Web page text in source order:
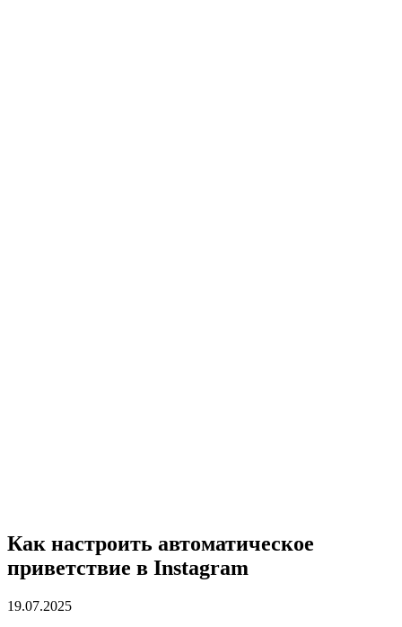
Как настроить автоматическое
приветствие в Instagram
19.07.2025